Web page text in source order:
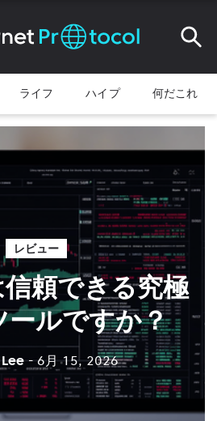
ライフ ハイプ 何だこれ
レビュー
頼できる究極
ールですか？
- 6月 15, 2026